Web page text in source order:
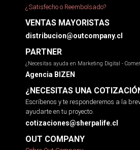
¿Satisfecho o Reembolsado?
VENTAS MAYORISTAS
distribucion@outcompany.cl
PARTNER
¿Necesitas ayuda en Marketing Digital -
Agencia BIZEN
¿NECESITAS UNA
Escríbenos y te responderemos a la
ayudarte en tu proyecto.
cotizaciones@sherpalife.cl
OUT COMPANY